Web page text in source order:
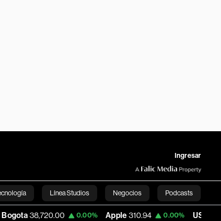
Ingresar
Línea Studios Negocios Podcasts
English
0.00% Apple 310.94 0.00% USD COP 3,173.46